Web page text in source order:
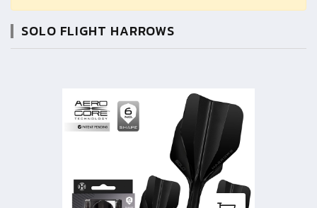
SOLO FLIGHT HARROWS